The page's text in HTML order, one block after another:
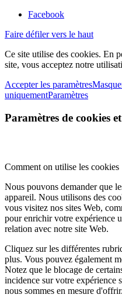
Facebook
Faire défiler vers le haut
Ce site utilise des cookies. En
site, vous acceptez notre
Accepter les paramètres
uniquementParamètres
Paramètres de cookies
Comment on utilise les cookies
Nous pouvons demander que
appareil. Nous utilisons des
vous visitez nos sites Web,
pour enrichir votre expérience
relation avec notre site Web.
Cliquez sur les différentes
plus. Vous pouvez également
Notez que le blocage de
incidence sur votre expérience
nous sommes en mesure d'offrir.